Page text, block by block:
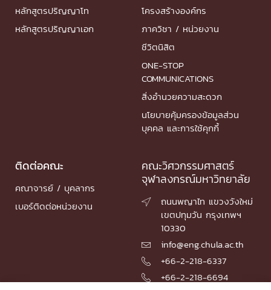
หลักสูตรปริญญาโท
หลักสูตรปริญญาเอก
โครงสร้างองค์กร
ภาควิชา / หน่วยงาน
ชีวิตนิสิต
ONE-STOP
COMMUNICATIONS
สิ่งอำนวยความสะดวก
นโยบายคุ้มครองข้อมูลส่วน
บุคคล และการใช้คุกกี้
ติดต่อคณะ
คณาจารย์ / บุคลากร
เบอร์ติดต่อหน่วยงาน
คณะวิศวกรรมศาสตร์
จุฬาลงกรณ์มหาวิทยาลัย

ถนนพญาไท แขวงวังใหม่
เขตปทุมวัน กรุงเทพฯ
10330
 info@eng.chula.ac.th
 +66-2-218-6337
 +66-2-218-6694